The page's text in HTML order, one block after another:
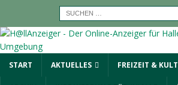
START AKTUELLES FREIZEIT &